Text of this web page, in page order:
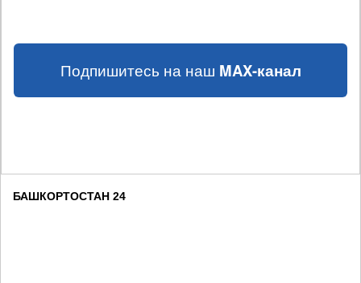
Подпишитесь на наш MAX-канал
БАШКОРТОСТАН 24